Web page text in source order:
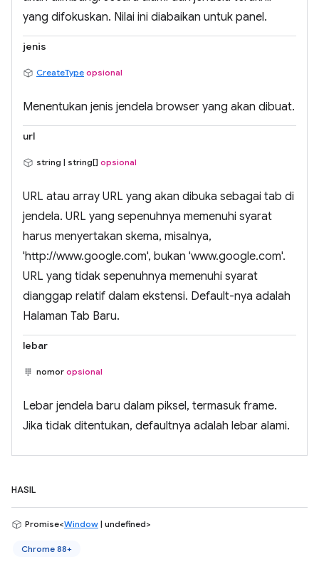
yang difokuskan. Nilai ini diabaikan untuk panel.
jenis
CreateType opsional
Menentukan jenis jendela browser yang akan dibuat.
url
string | string[] opsional
URL atau array URL yang akan dibuka sebagai tab di
jendela. URL yang sepenuhnya memenuhi syarat
harus menyertakan skema, misalnya,
'http://www.google.com', bukan 'www.google.com'.
URL yang tidak sepenuhnya memenuhi syarat
dianggap relatif dalam ekstensi. Default-nya adalah
Halaman Tab Baru.
lebar
nomor opsional
Lebar jendela baru dalam piksel, termasuk frame.
Jika tidak ditentukan, defaultnya adalah lebar alami.
HASIL
Promise<Window | undefined>
Chrome 88+